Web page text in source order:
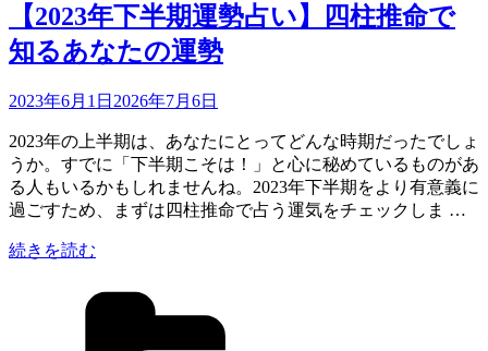
【2023年下半期運勢占い】四柱推命で
知るあなたの運勢
投
日:
2023年6月1日 2026年7月6日
2023年の上半期は、あなたにとってどんな時期だったでしょ
うか。すでに「下半期こそは！」と心に秘めているものがあ
る人もいるかもしれませんね。2023年下半期をより有意義に
過ごすため、まずは四柱推命で占う運気をチェックしま …
“【2023
続きを読む